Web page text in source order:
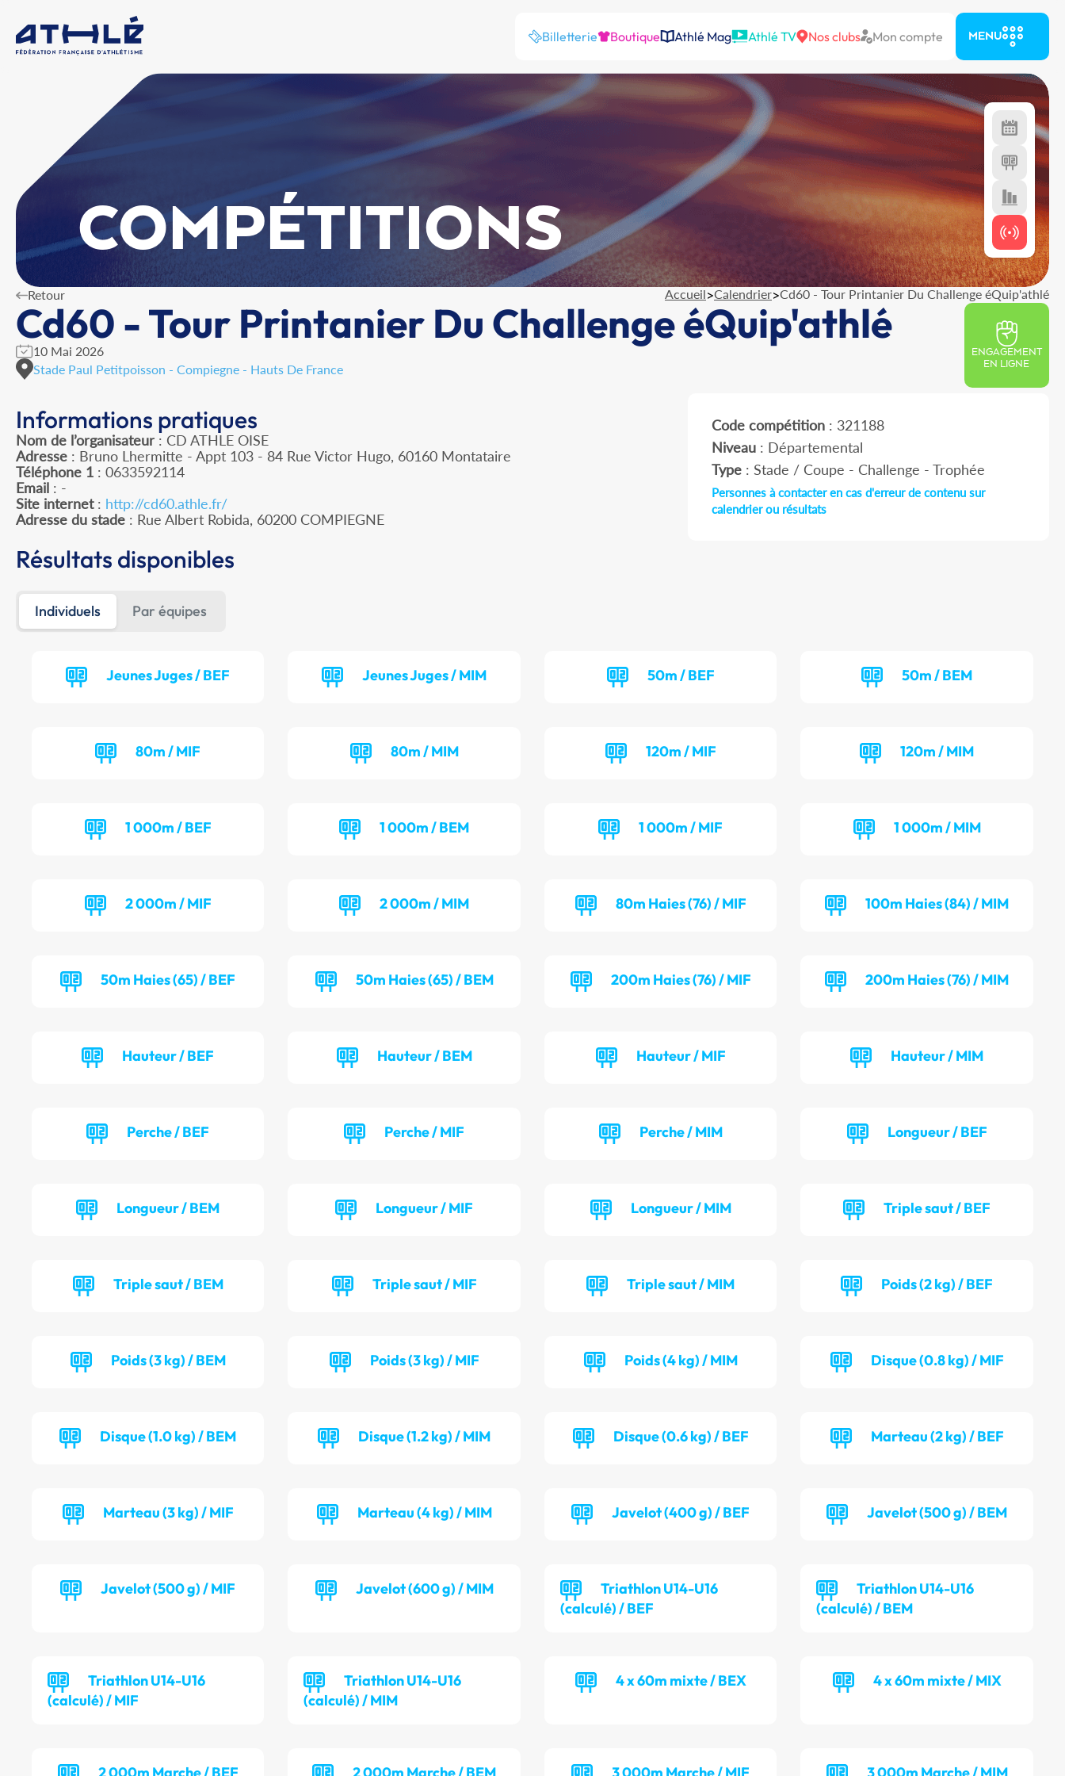
Billetterie Boutique Athlé Mag Athlé TV Nos clubs Mon compte MENU
COMPÉTITIONS
Retour Accueil>Calendrier>Cd60 - Tour Printanier Du Challenge éQuip'athlé
Cd60 - Tour Printanier Du Challenge éQuip'athlé
10 Mai 2026
Stade Paul Petitpoisson - Compiegne - Hauts De France
ENGAGEMENT
EN LIGNE
Informations pratiques
Nom de l’organisateur : CD ATHLE OISE
Adresse : Bruno Lhermitte - Appt 103 - 84 Rue Victor Hugo, 60160 Montataire
Téléphone 1 : 0633592114
Email : -
Site internet: http://cd60.athle.fr/
Adresse du stade : Rue Albert Robida, 60200 COMPIEGNE
Code compétition: 321188
Niveau: Départemental
Type: Stade / Coupe - Challenge - Trophée
Personnes à contacter en cas d'erreur de contenu sur
calendrier ou résultats
Résultats disponibles
Individuels Par équipes
Jeunes Juges / BEF Jeunes Juges / MIM 50m / BEF 50m / BEM
80m / MIF 80m / MIM 120m / MIF 120m / MIM
1 000m / BEF 1 000m / BEM 1 000m / MIF 1 000m / MIM
2 000m / MIF 2 000m / MIM 80m Haies (76) / MIF 100m Haies (84) / MIM
50m Haies (65) / BEF 50m Haies (65) / BEM 200m Haies (76) / MIF 200m Haies (76) / MIM
Hauteur / BEF Hauteur / BEM Hauteur / MIF Hauteur / MIM
Perche / BEF Perche / MIF Perche / MIM Longueur / BEF
Longueur / BEM Longueur / MIF Longueur / MIM Triple saut / BEF
Triple saut / BEM Triple saut / MIF Triple saut / MIM Poids (2 kg) / BEF
Poids (3 kg) / BEM Poids (3 kg) / MIF Poids (4 kg) / MIM Disque (0.8 kg) / MIF
Disque (1.0 kg) / BEM Disque (1.2 kg) / MIM Disque (0.6 kg) / BEF Marteau (2 kg) / BEF
Marteau (3 kg) / MIF Marteau (4 kg) / MIM Javelot (400 g) / BEF Javelot (500 g) / BEM
Javelot (500 g) / MIF Javelot (600 g) / MIM
Triathlon U14-U16
(calculé) / BEF
Triathlon U14-U16
(calculé) / BEM
Triathlon U14-U16
(calculé) / MIF
Triathlon U14-U16
(calculé) / MIM
4 x 60m mixte / BEX 4 x 60m mixte / MIX